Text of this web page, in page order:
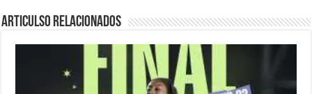
Articulso Relacionados